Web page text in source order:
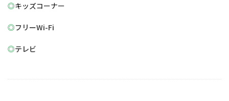
◎キッズコーナー
◎フリーWi-Fi
◎テレビ